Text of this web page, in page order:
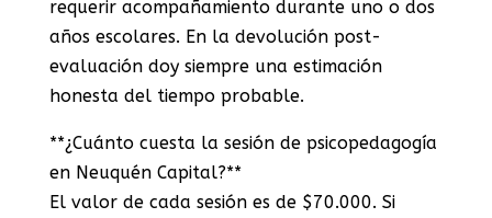
requerir acompañamiento durante uno o dos
años escolares. En la devolución post-
evaluación doy siempre una estimación
honesta del tiempo probable.
**¿Cuánto cuesta la sesión de psicopedagogía
en Neuquén Capital?**
El valor de cada sesión es de $70.000. Si